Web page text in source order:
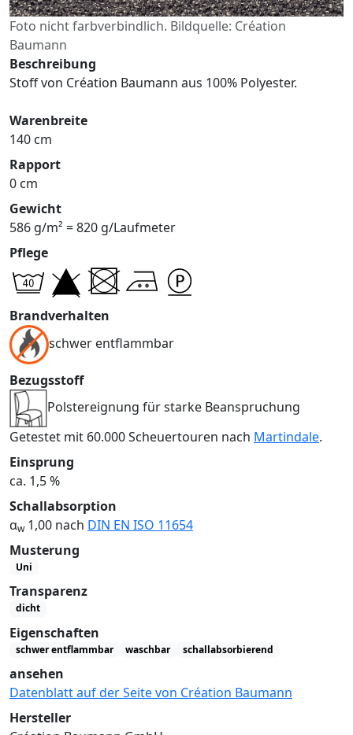
Foto nicht farbverbindlich. Bildquelle: Création
Baumann
Beschreibung
Stoff von Création Baumann aus 100% Polyester.
Warenbreite
140 cm
Rapport
0 cm
Gewicht
586 g/m² = 820 g/Laufmeter
Pflege
Brandverhalten
schwer entflammbar
Bezugsstoff
Polstereignung für starke Beanspruchung
Getestet mit 60.000 Scheuertouren nach Martindale.
Einsprung
ca. 1,5 %
Schallabsorption
αw1,00 nach DIN EN ISO 11654
Musterung
Uni
Transparenz
dicht
Eigenschaften
schwer entflammbar waschbar schallabsorbierend
ansehen
Datenblatt auf der Seite von Création Baumann
Hersteller